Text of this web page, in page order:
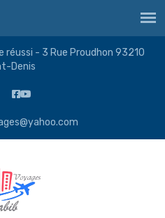
- 3 Rue Proudhon 93210
Denis